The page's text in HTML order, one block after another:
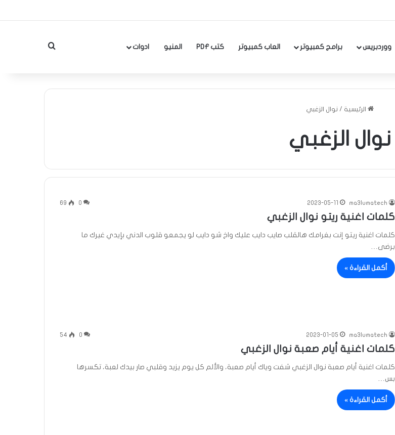
ووردبريس برامج كمبيوتر العاب كمبيوتر كتب PDF المنيو ادوات بحث عن
الرئيسية / نوال الزغبي
نوال الزغبي
ma3lumatech
2023-05-11
0
69
كلمات اغنية ريتو نوال الزغبي
كلمات اغنية ريتو إنت بغرامك هالقلب صايب دايب عليك واخ شو دايب لو يجمعو قلوب الدني بإيدي غيرك ما
برضى…
أكمل القراءة »
ma3lumatech
2023-01-05
0
54
كلمات اغنية أيام صعبة نوال الزغبي
كلمات اغنية أيام صعبة نوال الزغبي شفت وياك أيام صعبة، والألم كل يوم يزيد وقلبي صار بيدك لعبة، تكسرها
بس…
أكمل القراءة »